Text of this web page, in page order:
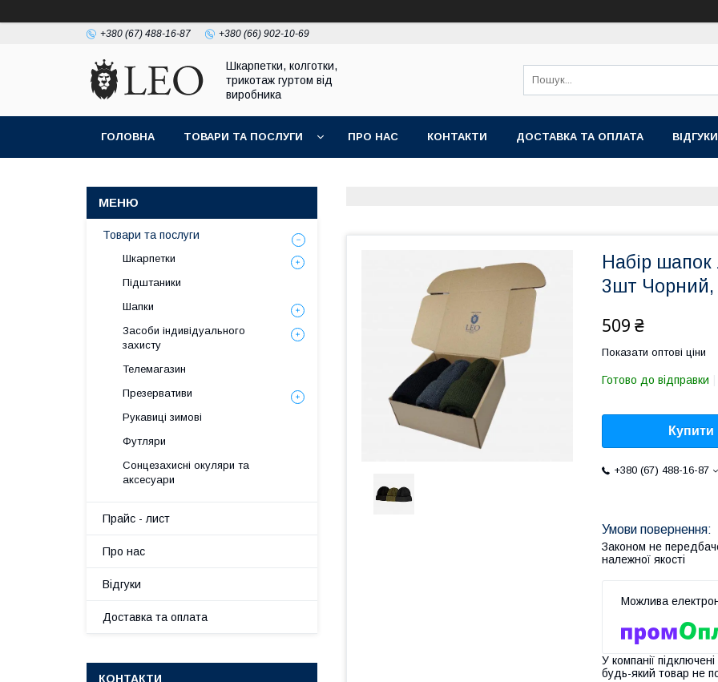
+380 (67) 488-16-87 +380 (66) 902-10-69
Шкарпетки, колготки,
трикотаж гуртом від
виробника
ГОЛОВНА ТОВАРИ ТА ПОСЛУГИ ПРО НАС КОНТАКТИ ДОСТАВКА ТА ОПЛАТА ВIДГУКИ
Набір шапок
3шт Чорний,
509 ₴
Показати оптові ціни
Готово до відправки
Купити
+380 (67) 488-16-87
Законом не
належної якості
У компанії
будь-який товар не
Товари та послуги
Шкарпетки
Підштаники
Шапки
Засоби індивідуального
захисту
Телемагазин
Презервативи
Рукавиці зимові
Футляри
Сонцезахисні окуляри та
аксесуари
Прайс - лист
Про нас
Вiдгуки
Доставка та оплата
КОНТАКТИ